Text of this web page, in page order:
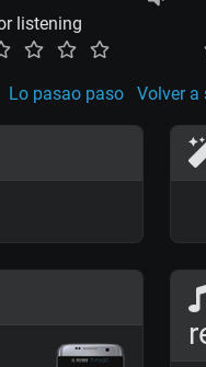
listening
Lo pasao paso Volver a